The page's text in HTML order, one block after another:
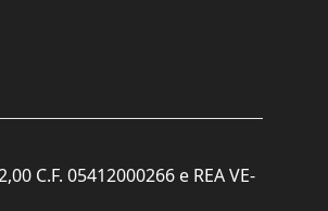
C.F. 05412000266 e REA VE-